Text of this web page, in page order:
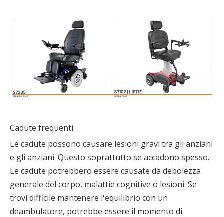
Cadute frequenti
Le cadute possono causare lesioni gravi tra gli anziani
e gli anziani. Questo soprattutto se accadono spesso.
Le cadute potrebbero essere causate da debolezza
generale del corpo, malattie cognitive o lesioni. Se
trovi difficile mantenere l'equilibrio con un
deambulatore, potrebbe essere il momento di